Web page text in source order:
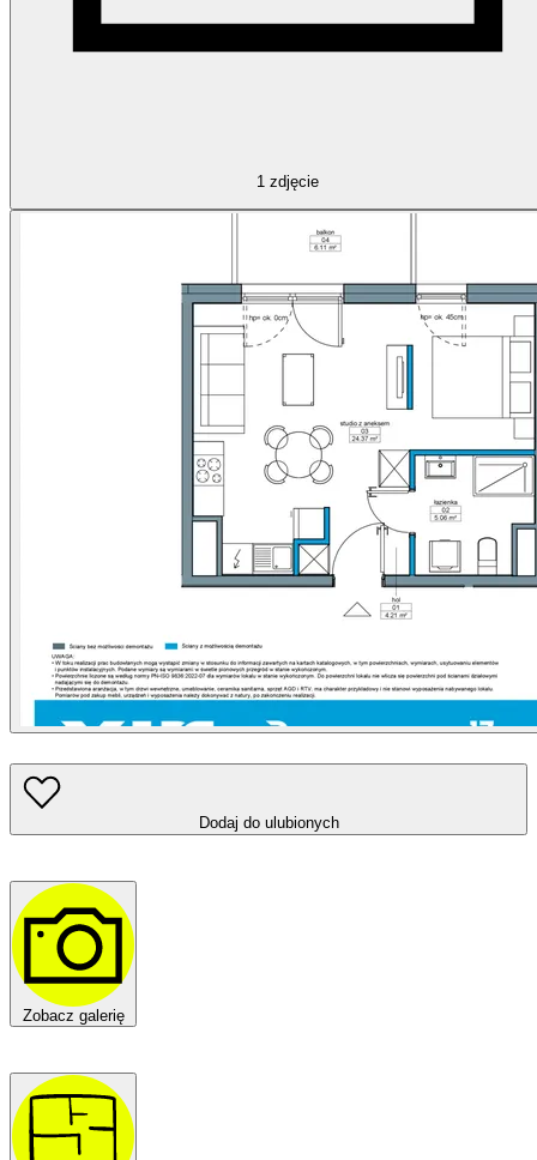
1 zdjęcie
Dodaj do ulubionych
Zobacz galerię